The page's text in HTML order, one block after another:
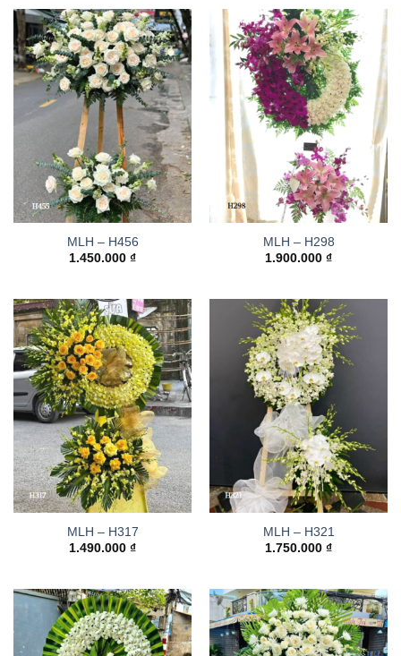
MLH – H456
1.450.000 ₫
MLH – H298
1.900.000 ₫
MLH – H317
1.490.000 ₫
MLH – H321
1.750.000 ₫